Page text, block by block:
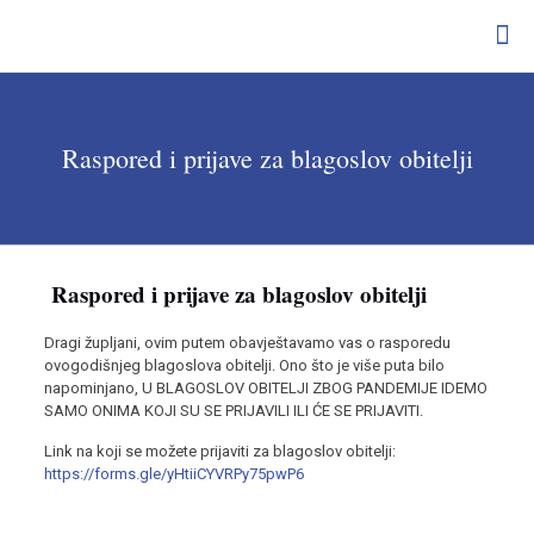
Raspored i prijave za blagoslov obitelji
Raspored i prijave za blagoslov obitelji
Dragi župljani, ovim putem obavještavamo vas o rasporedu
ovogodišnjeg blagoslova obitelji. Ono što je više puta bilo
napominjano, U BLAGOSLOV OBITELJI ZBOG PANDEMIJE IDEMO
SAMO ONIMA KOJI SU SE PRIJAVILI ILI ĆE SE PRIJAVITI.
Link na koji se možete prijaviti za blagoslov obitelji:
https://forms.gle/yHtiiCYVRPy75pwP6